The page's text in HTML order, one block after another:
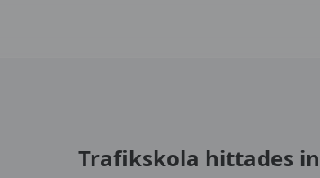
Trafikskola hittades